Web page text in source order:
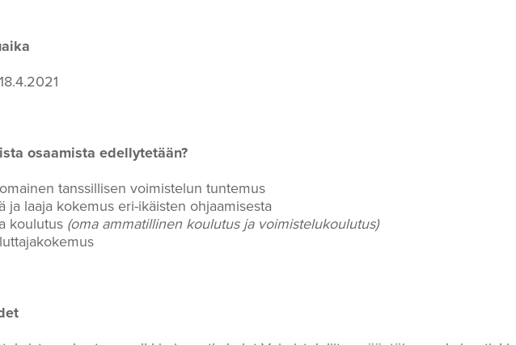
osaamista edellytetään?
tanssillisen voimistelun tuntemus
ja laaja kokemus eri-ikäisten ohjaamisesta
koulutus (oma ammatillinen koulutus ja voimistelukoulutus)